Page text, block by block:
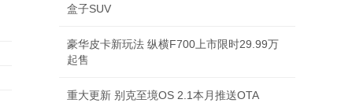
盒子SUV
豪华皮卡新玩法 纵横F700上市限时29.99万
起售
重大更新 别克至境OS 2.1本月推送OTA